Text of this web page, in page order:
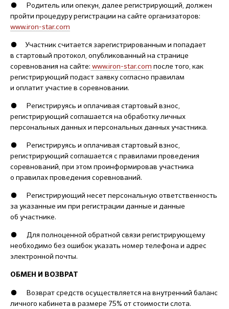
● Родитель или опекун, далее регистрирующий, должен
пройти процедуру регистрации на сайте организаторов:
www.iron-star.com
● Участник считается зарегистрированным и попадает
в стартовый протокол, опубликованный на странице
соревнования на сайте: www.iron-star.com после того, как
регистрирующий подаст заявку согласно правилам
и оплатит участие в соревновании.
● Регистрируясь и оплачивая стартовый взнос,
регистрирующий соглашается на обработку личных
персональных данных и персональных данных участника.
● Регистрируясь и оплачивая стартовый взнос,
регистрирующий соглашается с правилами проведения
соревнований, при этом проинформировав участника
о правилах проведения соревнований.
● Регистрирующий несет персональную ответственность
за указанные им при регистрации данные и данные
об участнике.
● Для полноценной обратной связи регистрирующему
необходимо без ошибок указать номер телефона и адрес
электронной почты.
ОБМЕН И ВОЗВРАТ
● Возврат средств осуществляется на внутренний баланс
личного кабинета в размере 75% от стоимости слота.